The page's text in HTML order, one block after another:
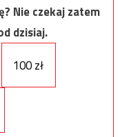
Nie czekaj zatem
dzisiaj.
100 zł